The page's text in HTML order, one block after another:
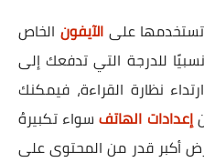
تستخدمها علىالآيفون الخاص
للدرجة التي تدفعك إلى
نظارة القراءة، فيمكنك
إعدادات الهاتفسواء تكبيرهُ
أكبر قدر من المحتوى على